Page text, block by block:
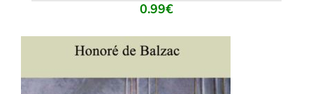
0.99€